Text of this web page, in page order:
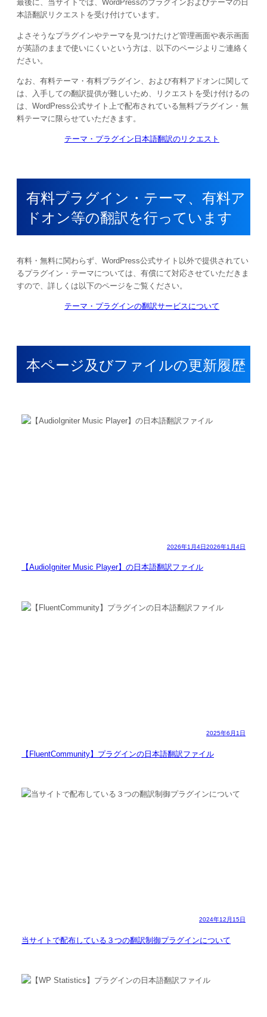
最後に、当サイトでは、WordPressのプラグインおよびテーマの日
本語翻訳リクエストを受け付けています。
よさそうなプラグインやテーマを見つけたけど管理画面や表示画面
が英語のままで使いにくいという方は、以下のページよりご連絡く
ださい。
なお、有料テーマ・有料プラグイン、および有料アドオンに関して
は、入手しての翻訳提供が難しいため、リクエストを受け付けるの
は、WordPress公式サイト上で配布されている無料プラグイン・無
料テーマに限らせていただきます。
テーマ・プラグイン日本語翻訳のリクエスト
有料プラグイン・テーマ、有料ア
ドオン等の翻訳を行っています
有料・無料に関わらず、WordPress公式サイト以外で提供されてい
るプラグイン・テーマについては、有償にて対応させていただきま
すので、詳しくは以下のページをご覧ください。
テーマ・プラグインの翻訳サービスについて
本ページ及びファイルの更新履歴
2026年1月4日2026年1月4日
【AudioIgniter Music Player】の日本語翻訳ファイル
2025年6月1日
【FluentCommunity】プラグインの日本語翻訳ファイル
2024年12月15日
当サイトで配布している３つの翻訳制御プラグインについて